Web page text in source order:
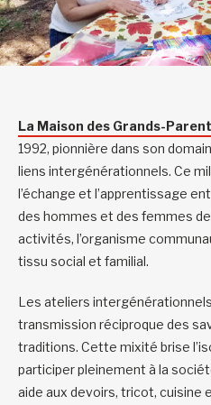
La Maison des Grands-
1992, pionnière dans son
liens intergénérationnels. Ce
l’échange et l’apprentissage
des hommes et des femmes
activités, l’organisme
tissu social et familial.
Les ateliers
transmission réciproque des
traditions. Cette mixité brise
participer pleinement à la
aide aux devoirs, tricot, cuisine